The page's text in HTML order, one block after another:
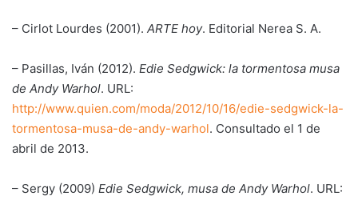
– Cirlot Lourdes (2001). ARTE hoy. Editorial Nerea S. A.
– Pasillas, Iván (2012). Edie Sedgwick: la tormentosa musa
de Andy Warhol. URL:
http://www.quien.com/moda/2012/10/16/edie-sedgwick-la-
tormentosa-musa-de-andy-warhol. Consultado el 1 de
abril de 2013.
– Sergy (2009) Edie Sedgwick, musa de Andy Warhol. URL: